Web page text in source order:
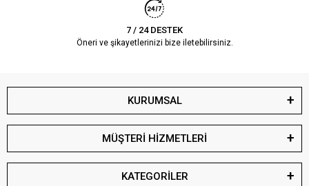
7 / 24 DESTEK
Öneri ve şikayetlerinizi bize iletebilirsiniz.
KURUMSAL
MÜŞTERİ HİZMETLERİ
KATEGORİLER